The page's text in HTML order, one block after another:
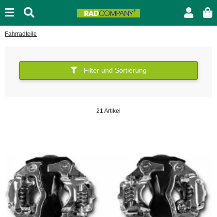
Fahrradteile
Filter und Sortierung
21 Artikel